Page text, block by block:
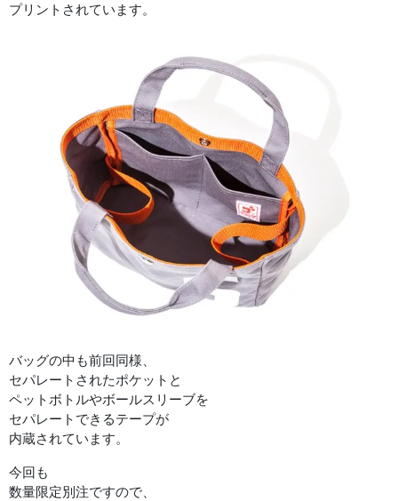
プリントされています。
バッグの中も前回同様、
セパレートされたポケットと
ペットボトルやボールスリーブを
セパレートできるテープが
内蔵されています。
今回も
数量限定別注ですので、